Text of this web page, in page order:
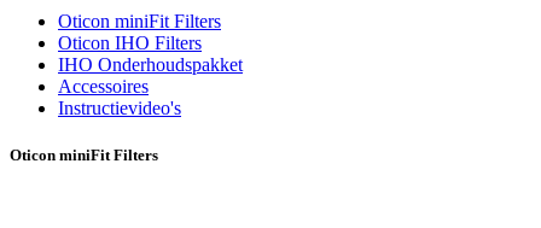
Oticon miniFit Filters
Oticon IHO Filters
IHO Onderhoudspakket
Accessoires
Instructievideo's
Oticon miniFit Filters